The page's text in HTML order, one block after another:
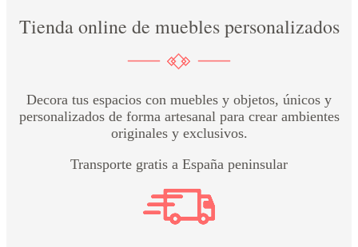
DECOBODAS
RECUPERADO
Tienda online de muebles personalizados
Decora tus espacios con muebles y objetos, únicos y
personalizados de forma artesanal para crear ambientes
originales y exclusivos.
Transporte gratis a España peninsular